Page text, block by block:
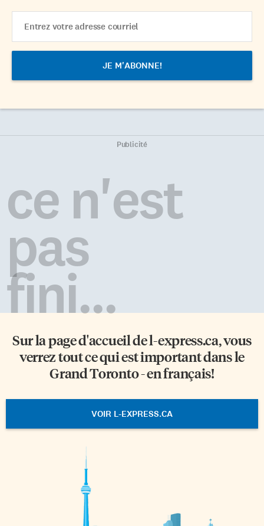
Address
Publicité
ce n'est
pas
fini...
Sur la page d'accueil del-express.ca, vous
verrez tout ce qui est important dans le
Grand Toronto - en français!
VOIR L-EXPRESS.CA